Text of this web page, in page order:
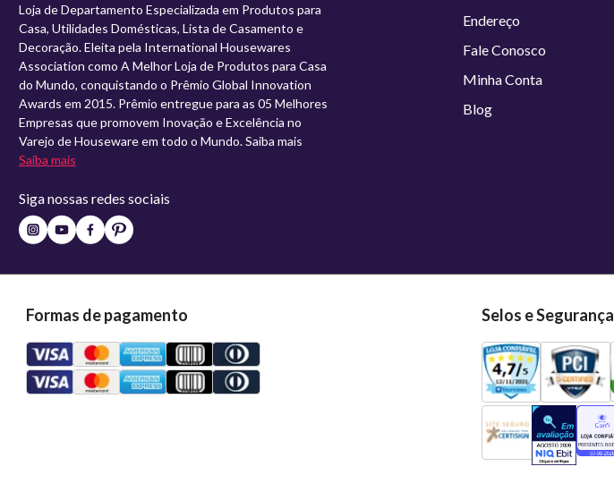
Loja de Departamento Especializada em Produtos para
Casa, Utilidades Domésticas, Lista de Casamento e
Decoração. Eleita pela International Housewares
Association como A Melhor Loja de Produtos para Casa
do Mundo, conquistando o Prêmio Global Innovation
Awards em 2015. Prêmio entregue para as 05 Melhores
Empresas que promovem Inovação e Excelência no
Varejo de Houseware em todo o Mundo. Saiba mais
Saiba mais
Siga nossas redes sociais
Endereço
Fale Conosco
Minha Conta
Blog
Formas de pagamento Selos e Segurança